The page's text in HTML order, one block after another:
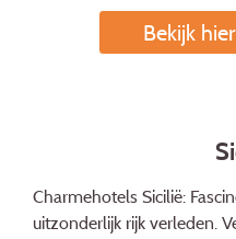
Bekijk
Charmehotels Sicilië:
uitzonderlijk rijk verleden.